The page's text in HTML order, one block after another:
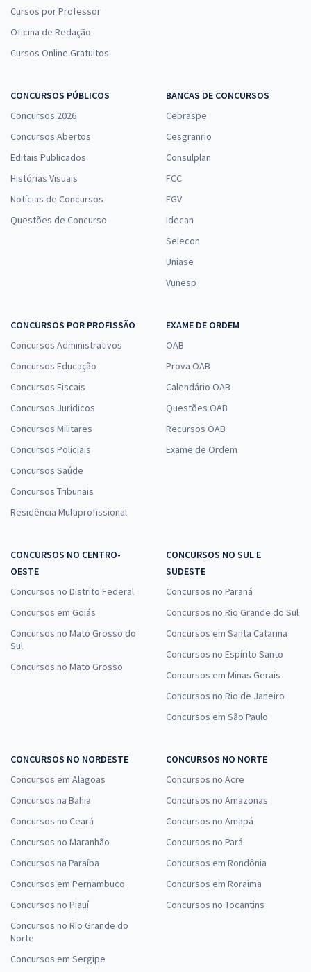
Cursos por Professor
Oficina de Redação
Cursos Online Gratuitos
CONCURSOS PÚBLICOS
Concursos 2026
Concursos Abertos
Editais Publicados
Histórias Visuais
Notícias de Concursos
Questões de Concurso
BANCAS DE CONCURSOS
Cebraspe
Cesgranrio
Consulplan
FCC
FGV
Idecan
Selecon
Uniase
Vunesp
CONCURSOS POR PROFISSÃO
Concursos Administrativos
Concursos Educação
Concursos Fiscais
Concursos Jurídicos
Concursos Militares
Concursos Policiais
Concursos Saúde
Concursos Tribunais
Residência Multiprofissional
EXAME DE ORDEM
OAB
Prova OAB
Calendário OAB
Questões OAB
Recursos OAB
Exame de Ordem
CONCURSOS NO CENTRO-
OESTE
Concursos no Distrito Federal
Concursos em Goiás
Concursos no Mato Grosso do
Sul
Concursos no Mato Grosso
CONCURSOS NO SUL E
SUDESTE
Concursos no Paraná
Concursos no Rio Grande do Sul
Concursos em Santa Catarina
Concursos no Espírito Santo
Concursos em Minas Gerais
Concursos no Rio de Janeiro
Concursos em São Paulo
CONCURSOS NO NORDESTE
Concursos em Alagoas
Concursos na Bahia
Concursos no Ceará
Concursos no Maranhão
Concursos na Paraíba
Concursos em Pernambuco
Concursos no Piauí
Concursos no Rio Grande do
Norte
Concursos em Sergipe
CONCURSOS NO NORTE
Concursos no Acre
Concursos no Amazonas
Concursos no Amapá
Concursos no Pará
Concursos em Rondônia
Concursos em Roraima
Concursos no Tocantins